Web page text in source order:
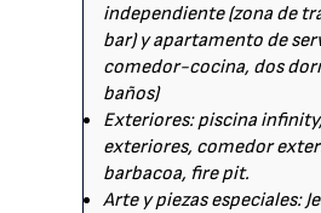
independiente (zona de
bar) y apartamento de
comedor-cocina, dos
baños)
Exteriores: piscina
exteriores, comedor
barbacoa, fire pit.
Arte y piezas especiales: